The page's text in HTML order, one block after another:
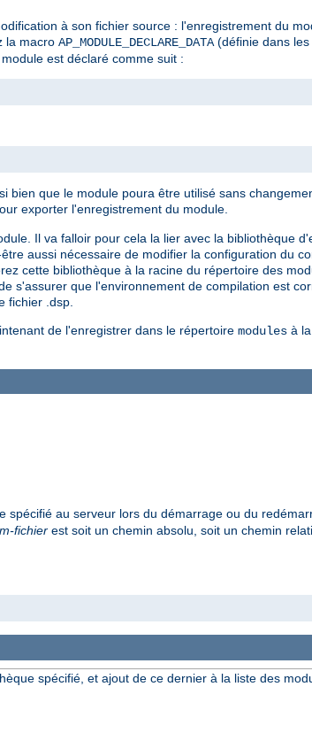
à son fichier source : l'enregistrement du
la macro AP_MODULE_DECLARE_DATA (définie dans
est déclaré comme suit :
que le module poura être utilisé sans
exporter l'enregistrement du module.
Il va falloir pour cela la lier avec la bibliothèque
aussi nécessaire de modifier la configuration du
cette bibliothèque à la racine du répertoire des
s'assurer que l'environnement de compilation est
fichier .dsp.
de l'enregistrer dans le répertoire modules à
spécifié au serveur lors du démarrage ou du
fichier est soit un chemin absolu, soit un chemin
spécifié, et ajout de ce dernier à la liste des